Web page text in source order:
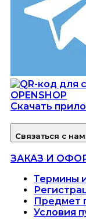
Скачать
Связаться с
ЗАКАЗ И
Термины
Предмет
Условия